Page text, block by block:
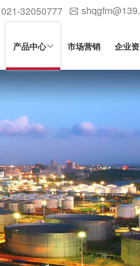
32050777
产品中心 市场营销 企业